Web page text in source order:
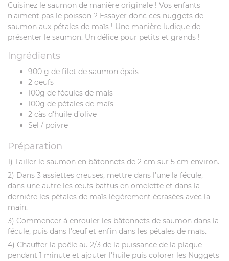
Cuisinez le saumon de manière originale ! Vos enfants
n'aiment pas le poisson ? Essayer donc ces nuggets de
saumon aux pétales de maïs ! Une manière ludique de
présenter le saumon. Un délice pour petits et grands !
Ingrédients
900 g de filet de saumon épais
2 oeufs
100g de fécules de maÏs
100g de pétales de maïs
2 càs d’huile d’olive
Sel / poivre
Préparation
1) Tailler le saumon en bâtonnets de 2 cm sur 5 cm environ.
2) Dans 3 assiettes creuses, mettre dans l’une la fécule,
dans une autre les œufs battus en omelette et dans la
dernière les pétales de maïs légèrement écrasées avec la
main.
3) Commencer à enrouler les bâtonnets de saumon dans la
fécule, puis dans l’œuf et enfin dans les pétales de maïs.
4) Chauffer la poêle au 2/3 de la puissance de la plaque
pendant 1 minute et ajouter l’huile puis colorer les Nuggets